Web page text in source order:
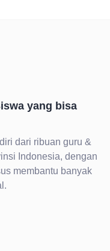
yang bisa
dari ribuan guru &
Indonesia, dengan
membantu banyak